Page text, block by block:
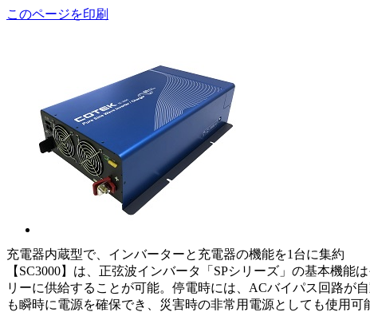
このページを印刷
充電器内蔵型で、インバーターと充電器の機能を1台に集約
【SC3000】は、正弦波インバータ「SPシリーズ」の基本機
リーに供給することが可能。停電時には、ACバイパス回路が
も瞬時に電源を確保でき、災害時の非常用電源としても使用